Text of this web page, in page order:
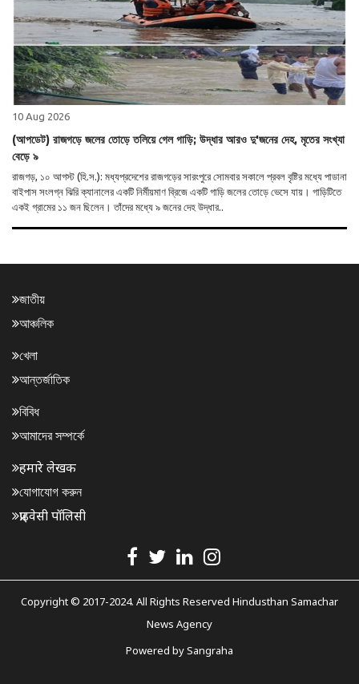
10 Aug 2026
(আপডেট) রাজগড়ে জলের তোড়ে তলিয়ে গেল গাড়ি; উদ্ধার আরও দু'জনের দেহ, মৃতের সংখ্যা
বেড়ে ৯
রাজগড়, ১০ আগস্ট (হি.স.): মধ্যপ্রদেশের রাজগড়ের সারংপুরে সোমবার সকালে প্রবল বৃষ্টির মধ্যে পাডানা
বাইপাস সংলগ্ন ঝিরি ক্যানালের একটি নির্মীয়মাণ ব্রিজে একটি গাড়ি জলের তোড়ে ভেসে যায়। গাড়িটিতে
একই গ্রামের ১১ জন ছিলেন। তাঁদের মধ্যে ৯ জনের দেহ উদ্ধার..
জাতীয়
আঞ্চলিক
খেলা
আন্তর্জাতিক
বিবিধ
আমাদের সম্পর্কে
हमारे लेखक
যোগাযোগ করুন
प्राइवेसी पॉलिसी
Copyright © 2017-2024. All Rights Reserved Hindusthan Samachar
News Agency
Powered bySangraha